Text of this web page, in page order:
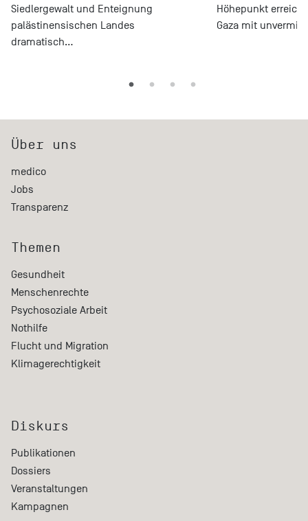
Siedlergewalt und Enteignung
palästinensischen Landes
dramatisch…
Höhepunkt
Gaza mit
Über uns
medico
Jobs
Transparenz
Themen
Gesundheit
Menschenrechte
Psychosoziale Arbeit
Nothilfe
Flucht und Migration
Klimagerechtigkeit
Diskurs
Publikationen
Dossiers
Veranstaltungen
Kampagnen